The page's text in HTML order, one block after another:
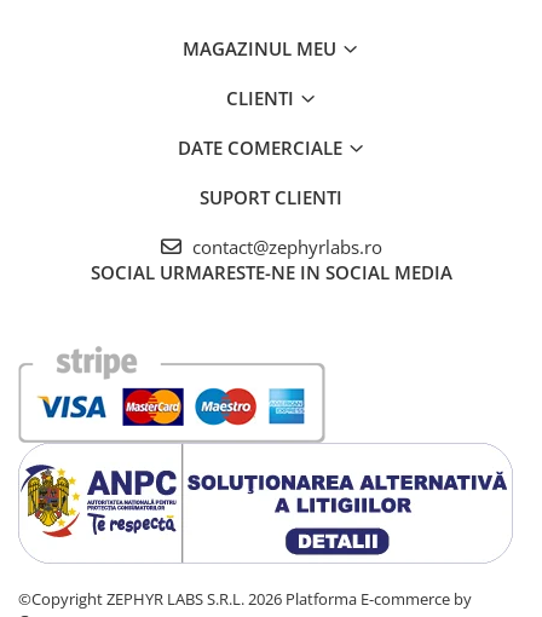
MAGAZINUL MEU
CLIENTI
DATE COMERCIALE
SUPORT CLIENTI
contact@zephyrlabs.ro
SOCIAL URMARESTE-NE IN SOCIAL MEDIA
©Copyright ZEPHYR LABS S.R.L. 2026 Platforma E-commerce by